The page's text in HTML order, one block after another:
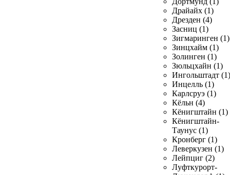
Драйайх (1)
Дрезден (4)
Засниц (1)
Зигмаринген (1)
Зинцхайм (1)
Золинген (1)
Зюльцхайн (1)
Ингольштадт (1)
Инцелль (1)
Карлсруэ (1)
Кёльн (4)
Кёнигштайн (1)
Кёнигштайн-
Таунус (1)
Кронберг (1)
Леверкузен (1)
Лейпциг (2)
Луфткурорт-